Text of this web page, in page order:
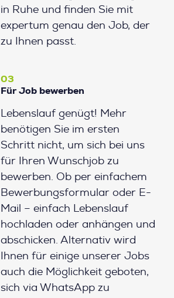
in Ruhe und finden Sie mit
expertum genau den Job, der
zu Ihnen passt.
03
Für Job bewerben
Lebenslauf genügt! Mehr
benötigen Sie im ersten
Schritt nicht, um sich bei uns
für Ihren Wunschjob zu
bewerben. Ob per einfachem
Bewerbungsformular oder E-
Mail – einfach Lebenslauf
hochladen oder anhängen und
abschicken. Alternativ wird
Ihnen für einige unserer Jobs
auch die Möglichkeit geboten,
sich via WhatsApp zu